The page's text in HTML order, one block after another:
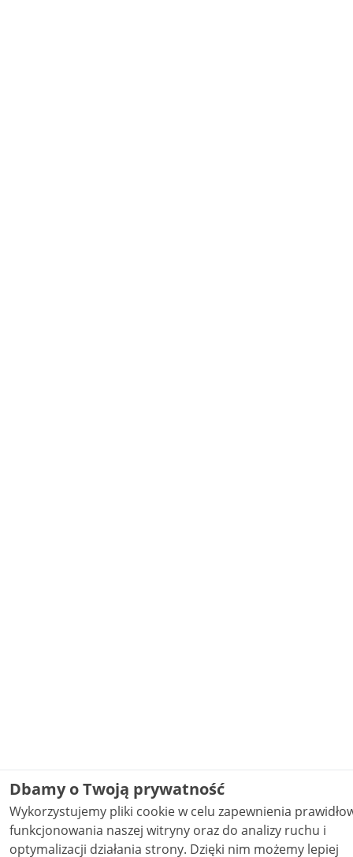
Dbamy o Twoją prywatność
Wykorzystujemy pliki cookie w celu zapewnienia
funkcjonowania naszej witryny oraz do analizy ruchu i
optymalizacji działania strony. Dzięki nim możemy lepiej